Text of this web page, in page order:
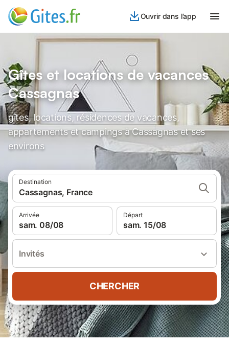
Ouvrir dans l’app
Gîtes et locations de vacances
Cassagnas
gîtes, locations, résidences de vacances,
appartements et campings à Cassagnas et ses
environs
Destination
Cassagnas, France
Arrivée
sam. 08/08
Départ
sam. 15/08
Invités
CHERCHER